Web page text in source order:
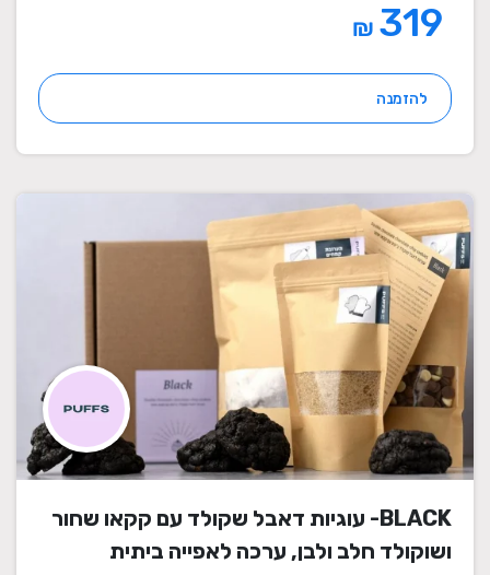
₪
להזמנה
BLACK- עוגיות דאבל שקולד עם קקאו שחור
ושוקולד חלב ולבן, ערכה לאפייה ביתית